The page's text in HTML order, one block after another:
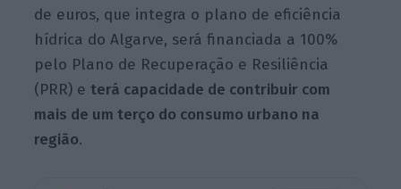
de euros, que integra o plano de eficiência
hídrica do Algarve, será financiada a 100%
pelo Plano de Recuperação e Resiliência
(PRR) eterá capacidade de contribuir com
mais de um terço do consumo urbano na
região.